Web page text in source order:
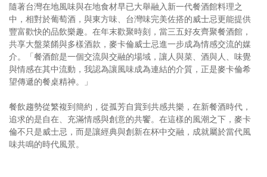
隨著台灣在地風味與在地食材早已大舉融入新一代餐酒館料理之
中，相對於葡萄酒，與東方味、台灣味完美佐搭的威士忌更能提供
豐富歡快的品飲樂趣。在年末歡聚時刻，當三五好友齊聚餐酒館，
共享大盤菜餚與多樣酒款，麥卡倫威士忌進一步成為情感交流的媒
介。「餐酒館是一個交流與交融的場域，讓人與菜、酒與人、味覺
與情感在其中流動，我認為讓風味成為連結的介質，正是麥卡倫希
望傳遞的餐桌精神。」
餐飲趨勢從繁複到簡約，從孤芳自賞到共感共樂，在新餐酒時代，
追求的是自在、充滿情感與創意的共饗。在這樣的風潮之下，麥卡
倫不只是威士忌，而是讓經典與創新在杯中交融，成就屬於當代風
味共鳴的時代風景。